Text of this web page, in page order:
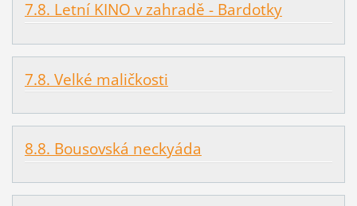
7.8. Letní KINO v zahradě - Bardotky
7.8. Velké maličkosti
8.8. Bousovská neckyáda